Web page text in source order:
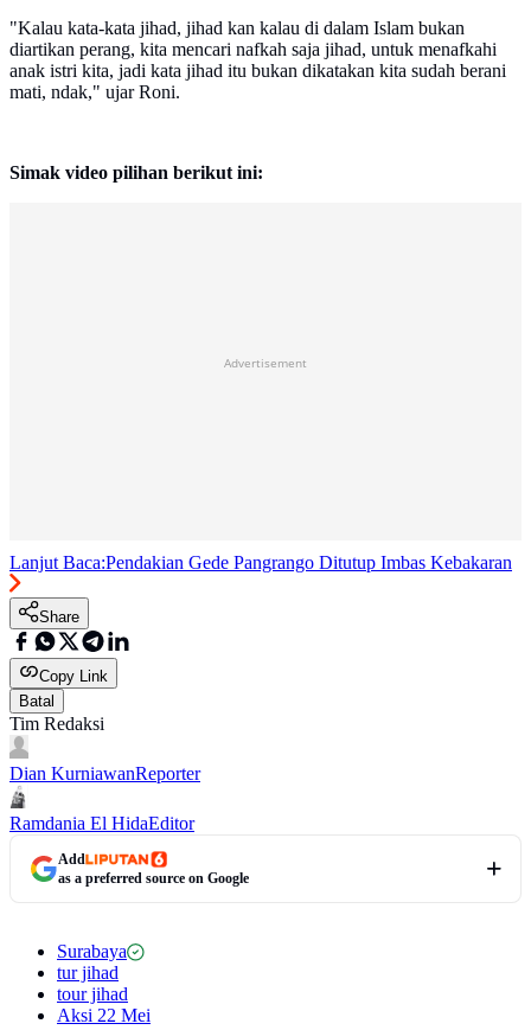
"Kalau kata-kata jihad, jihad kan kalau di dalam Islam bukan
diartikan perang, kita mencari nafkah saja jihad, untuk menafkahi
anak istri kita, jadi kata jihad itu bukan dikatakan kita sudah berani
mati, ndak," ujar Roni.
Simak video pilihan berikut ini:
Advertisement
Lanjut Baca:Pendakian Gede Pangrango Ditutup Imbas Kebakaran
Share
Copy Link
Batal
Tim Redaksi
Dian KurniawanReporter
Ramdania El HidaEditor
Add
as a preferred source on Google
Surabaya
tur jihad
tour jihad
Aksi 22 Mei